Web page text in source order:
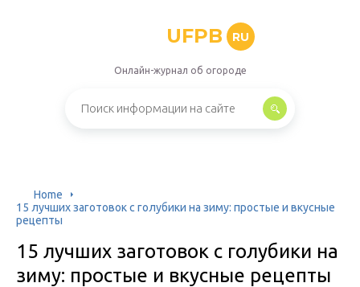
UFPB RU
Онлайн-журнал об огороде
Home
15 лучших заготовок с голубики на зиму: простые и вкусные
рецепты
15 лучших заготовок с голубики на
зиму: простые и вкусные рецепты